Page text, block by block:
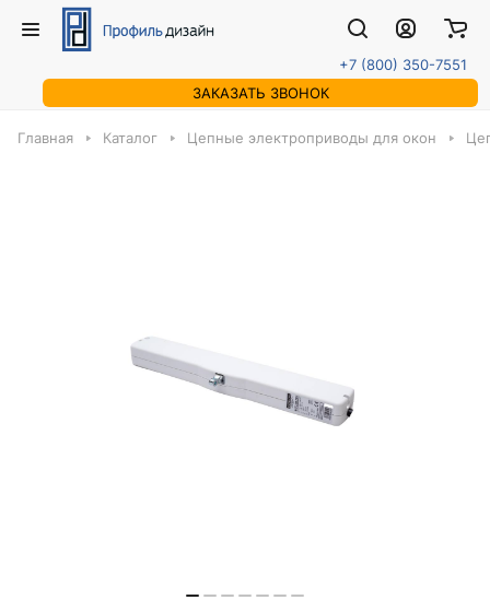
+7 (800) 350-7551
ЗАКАЗАТЬ ЗВОНОК
Главная Каталог Цепные электроприводы для окон